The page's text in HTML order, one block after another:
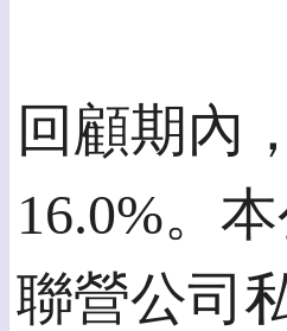
回顧期內
16.0%。
聯營公司